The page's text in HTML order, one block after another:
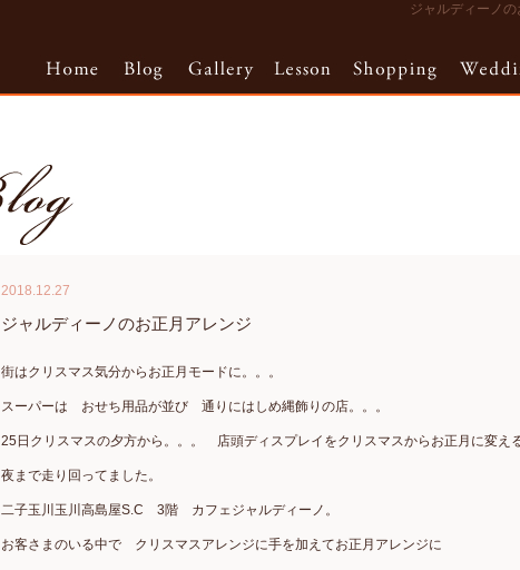
ジャルディーノ
2018.12.27
ジャルディーノのお正月アレンジ
街はクリスマス気分からお正月モードに。。。
スーパーは おせち用品が並び 通りにはしめ縄飾りの店。。。
25日クリスマスの夕方から。。。 店頭ディスプレイをクリスマスからお正月に変え
夜まで走り回ってました。
二子玉川玉川高島屋S.C 3階 カフェジャルディーノ。
お客さまのいる中で クリスマスアレンジに手を加えてお正月アレンジに